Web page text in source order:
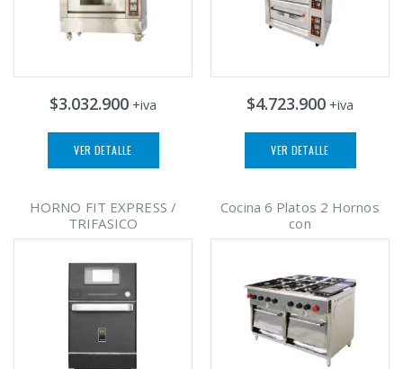
$3.032.900 +iva
VER DETALLE
$4.723.900 +iva
VER DETALLE
HORNO FIT EXPRESS /
TRIFASICO
Cocina 6 Platos 2 Hornos
con